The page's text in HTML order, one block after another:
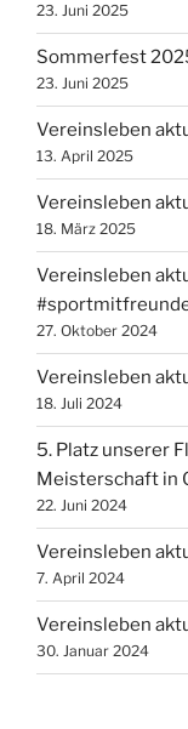
23. Juni 2025
Sommerfest
23. Juni 2025
Vereinsleben
13. April 2025
Vereinsleben
18. März 2025
Vereinsleben
27. Oktober 2024
Vereinsleben
18. Juli 2024
5. Platz unserer
Meisterschaft in
22. Juni 2024
Vereinsleben
7. April 2024
Vereinsleben
30. Januar 2024